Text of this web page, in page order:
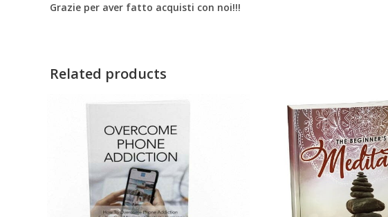
Grazie per aver fatto acquisti con noi!!!
Related products